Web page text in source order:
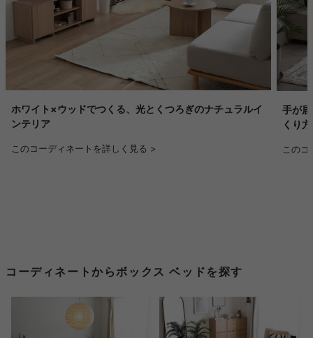
ホワイト×ウッドでつくる、光とくつろぎのナチュラルイ
ンテリア
このコーディネートを詳しく見る >
手が
くり方
この
コーディネートからボックス ベッドを探す